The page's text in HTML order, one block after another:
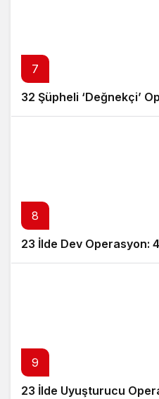
7
32 Şüpheli ‘Değnekçi’
8
23 İlde Dev Operasyon:
9
23 İlde Uyuşturucu